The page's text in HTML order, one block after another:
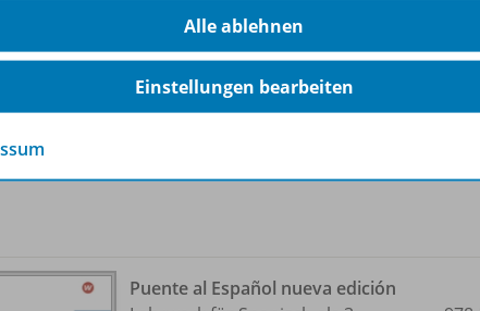
Cuaderno de actividades 1 mit
Webcodes für Audiodateien
Lieferbar
Puente al Español nueva edición
Alle ablehnen
Einstellungen bearbeiten